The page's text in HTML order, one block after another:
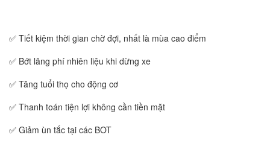
✅ Tiết kiệm thời gian chờ đợi, nhất là mùa cao điểm
✅ Bớt lãng phí nhiên liệu khi dừng xe
✅ Tăng tuổi thọ cho động cơ
✅ Thanh toán tiện lợi không cần tiền mặt
✅ Giảm ùn tắc tại các BOT